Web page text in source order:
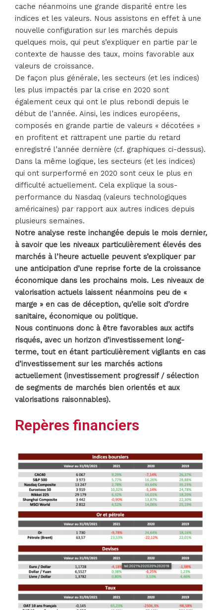
cache néanmoins une grande disparité entre les
indices et les valeurs. Nous assistons en effet à une
nouvelle configuration sur les marchés depuis
quelques mois, qui peut s’expliquer en partie par le
contexte de hausse des taux, moins favorable aux
valeurs de croissance.
De façon plus générale, les secteurs (et les indices)
les plus impactés par la crise en 2020 sont
également ceux qui ont le plus rebondi depuis le
début de l’année. Ainsi, les indices européens,
composés en grande partie de valeurs « décotées »
en profitent et rattrapent une partie du retard
enregistré l’année dernière (cf. graphiques ci-dessus).
Dans la même logique, les secteurs (et les indices)
qui ont surperformé en 2020 sont ceux le plus en
difficulté actuellement. Cela explique la sous-
performance du Nasdaq (valeurs technologiques
américaines) par rapport aux autres indices depuis
plusieurs semaines.
Notre analyse reste inchangée depuis le mois dernier,
à savoir que les niveaux particulièrement élevés des
marchés à l’heure actuelle peuvent s’expliquer par
une anticipation d’une reprise forte de la croissance
économique dans les prochains mois. Les niveaux de
valorisation actuels laissent néanmoins peu de «
marge » en cas de déception, qu’elle soit d’ordre
sanitaire, économique ou politique.
Nous continuons donc à être favorables aux actifs
risqués, avec un horizon d’investissement long-
terme, tout en étant particulièrement vigilants en cas
d’investissement sur les marchés actions
actuellement (investissement progressif / sélection
de segments de marchés bien orientés et aux
valorisations raisonnables).
Repères financiers